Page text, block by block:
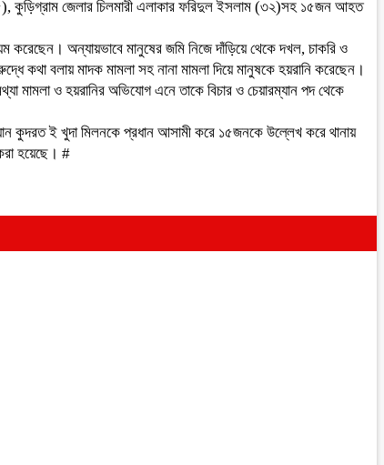
জেলার চিলমারী এলাকার ফরিদুল ইসলাম (৩২)সহ ১৫জন আহত
করেছেন। অন্যায়ভাবে মানুষের জমি নিজে দাঁড়িয়ে থেকে দখল, চাকরি ও
কথা বলায় মাদক মামলা সহ নানা মামলা দিয়ে মানুষকে হয়রানি করেছেন।
মামলা ও হয়রানির অভিযোগ এনে তাকে বিচার ও চেয়ারম্যান পদ থেকে
কুদরত ই খুদা মিলনকে প্রধান আসামী করে ১৫জনকে উল্লেখ করে থানায়
হয়েছে। #